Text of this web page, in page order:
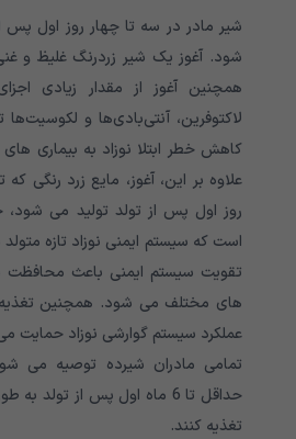
شیر مادر در سه تا چهار روز اول پس
شود. آغوز یک شیر زردرنگ غلیظ و
همچنین آغوز از مقدار زیادی
لاکتوفرین، آنتی‌بادی‌ها و
کاهش خطر ابتلا نوزاد به بیماری
علاوه بر این، آغوز، مایع زرد رنگی
روز اول پس از تولد تولید می شود،
است که سیستم ایمنی نوزاد تازه
تقویت سیستم ایمنی باعث محافظت
های مختلف می شود. همچنین تغذیه
عملکرد سیستم گوارشی نوزاد حمایت
تمامی مادران شیرده توصیه می
حداقل تا 6 ماه اول پس از
تغذیه کنند.